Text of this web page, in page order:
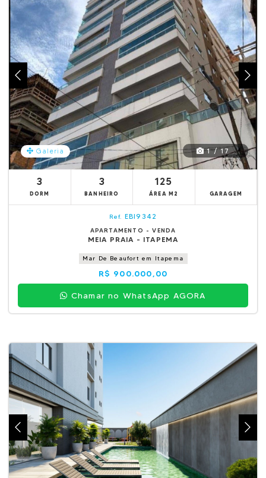
Galeria 1 / 17
3
DORM
3
BANHEIRO
125
ÁREA M2 GARAGEM
Ref. EBI9342
APARTAMENTO - VENDA
MEIA PRAIA - ITAPEMA
Mar De Beaufort em Itapema
R$ 900.000,00
Chamar no WhatsApp AGORA